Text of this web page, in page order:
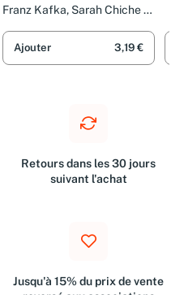
Franz Kafka, Sarah Chiche et
Ajouter 3,19 €
Retours dans les 30 jours
suivant l'achat
Jusqu'à 15% du prix de vente